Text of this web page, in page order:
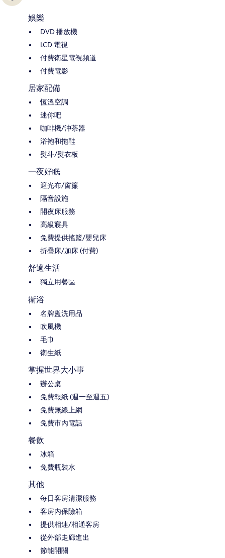
娛樂
DVD 播放機
LCD 電視
付費衛星電視頻道
付費電影
居家配備
恆溫空調
迷你吧
咖啡機/沖茶器
浴袍和拖鞋
熨斗/熨衣板
一夜好眠
遮光布/窗簾
隔音設施
開夜床服務
高級寢具
免費提供搖籃/嬰兒床
折疊床/加床 (付費)
舒適生活
獨立用餐區
衛浴
名牌盥洗用品
吹風機
毛巾
衛生紙
掌握世界大小事
辦公桌
免費報紙 (週一至週五)
免費無線上網
免費市內電話
餐飲
冰箱
免費瓶裝水
其他
每日客房清潔服務
客房內保險箱
提供相連/相通客房
從外部走廊進出
節能開關